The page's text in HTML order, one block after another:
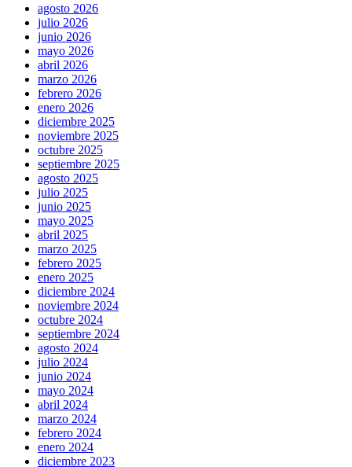
agosto 2026
julio 2026
junio 2026
mayo 2026
abril 2026
marzo 2026
febrero 2026
enero 2026
diciembre 2025
noviembre 2025
octubre 2025
septiembre 2025
agosto 2025
julio 2025
junio 2025
mayo 2025
abril 2025
marzo 2025
febrero 2025
enero 2025
diciembre 2024
noviembre 2024
octubre 2024
septiembre 2024
agosto 2024
julio 2024
junio 2024
mayo 2024
abril 2024
marzo 2024
febrero 2024
enero 2024
diciembre 2023